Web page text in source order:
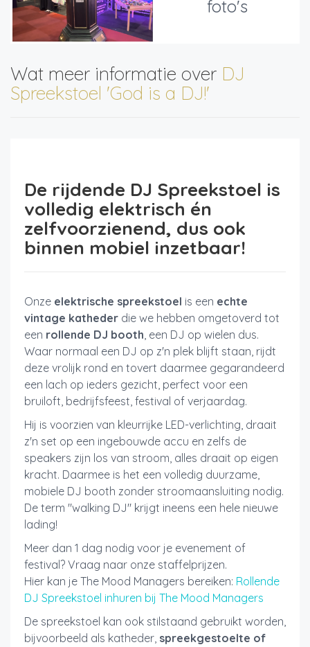
foto's
Wat meer informatie over DJ
Spreekstoel 'God is a DJ!'
De rijdende DJ Spreekstoel is
volledig elektrisch én
zelfvoorzienend, dus ook
binnen mobiel inzetbaar!
Onze elektrische spreekstoel is een echte
vintage katheder die we hebben omgetoverd tot
een rollende DJ booth, een DJ op wielen dus.
Waar normaal een DJ op z'n plek blijft staan, rijdt
deze vrolijk rond en tovert daarmee gegarandeerd
een lach op ieders gezicht, perfect voor een
bruiloft, bedrijfsfeest, festival of verjaardag.
Hij is voorzien van kleurrijke LED-verlichting, draait
z'n set op een ingebouwde accu en zelfs de
speakers zijn los van stroom, alles draait op eigen
kracht. Daarmee is het een volledig duurzame,
mobiele DJ booth zonder stroomaansluiting nodig.
De term "walking DJ" krijgt ineens een hele nieuwe
lading!
Meer dan 1 dag nodig voor je evenement of
festival? Vraag naar onze staffelprijzen.
Hier kan je The Mood Managers bereiken: Rollende
DJ Spreekstoel inhuren bij The Mood Managers
De spreekstoel kan ook stilstaand gebruikt worden,
bijvoorbeeld als katheder, spreekgestoelte of